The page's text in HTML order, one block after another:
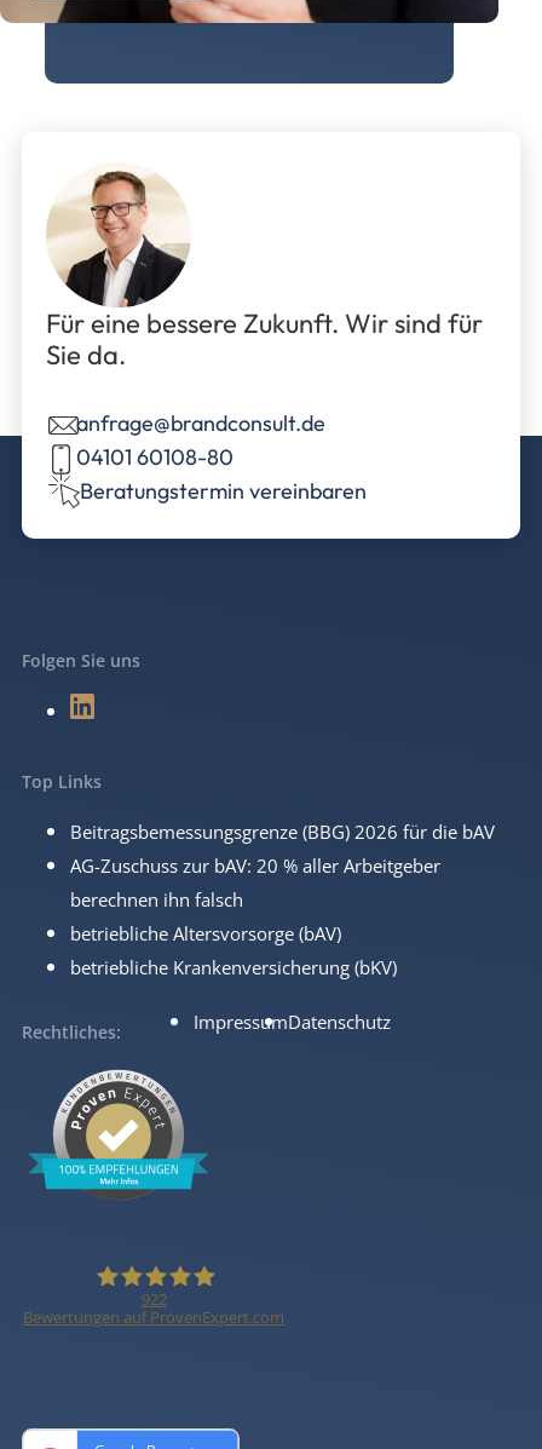
Für eine bessere Zukunft. Wir sind für
Sie da.
anfrage@brandconsult.de
04101 60108-80
Beratungstermin vereinbaren
Folgen Sie uns
Top Links
Beitragsbemessungsgrenze (BBG) 2026 für die bAV
AG-Zuschuss zur bAV: 20 % aller Arbeitgeber
berechnen ihn falsch
betriebliche Altersvorsorge (bAV)
betriebliche Krankenversicherung (bKV)
922
Bewertungen auf ProvenExpert.com
Rechtliches ImpressumDatenschutz